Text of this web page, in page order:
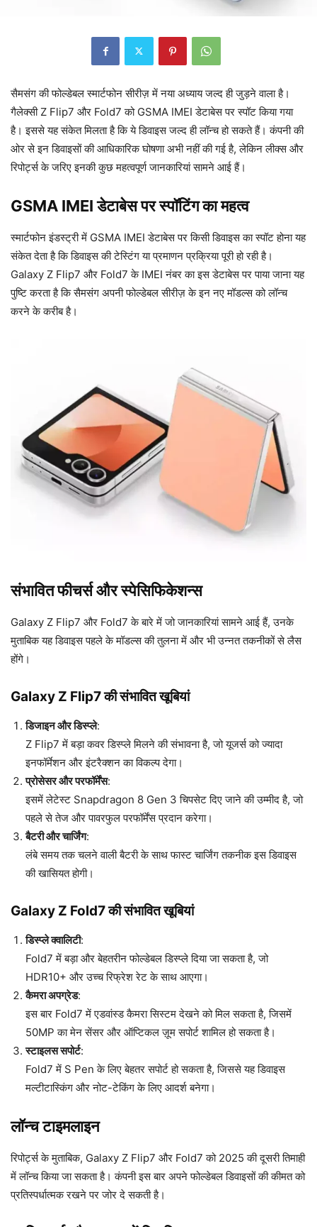
सैमसंग की फोल्डेबल स्मार्टफोन सीरीज़ में नया अध्याय जल्द ही जुड़ने वाला है।
गैलेक्सी Z Flip7 और Fold7 को GSMA IMEI डेटाबेस पर स्पॉट किया गया
है। इससे यह संकेत मिलता है कि ये डिवाइस जल्द ही लॉन्च हो सकते हैं। कंपनी की
ओर से इन डिवाइसों की आधिकारिक घोषणा अभी नहीं की गई है, लेकिन लीक्स और
रिपोर्ट्स के जरिए इनकी कुछ महत्वपूर्ण जानकारियां सामने आई हैं।
GSMA IMEI डेटाबेस पर स्पॉटिंग का महत्व
स्मार्टफोन इंडस्ट्री में GSMA IMEI डेटाबेस पर किसी डिवाइस का स्पॉट होना यह
संकेत देता है कि डिवाइस की टेस्टिंग या प्रमाणन प्रक्रिया पूरी हो रही है।
Galaxy Z Flip7 और Fold7 के IMEI नंबर का इस डेटाबेस पर पाया जाना यह
पुष्टि करता है कि सैमसंग अपनी फोल्डेबल सीरीज़ के इन नए मॉडल्स को लॉन्च
करने के करीब है।
संभावित फीचर्स और स्पेसिफिकेशन्स
Galaxy Z Flip7 और Fold7 के बारे में जो जानकारियां सामने आई हैं, उनके
मुताबिक यह डिवाइस पहले के मॉडल्स की तुलना में और भी उन्नत तकनीकों से लैस
होंगे।
Galaxy Z Flip7 की संभावित खूबियां
डिजाइन और डिस्प्ले:
Z Flip7 में बड़ा कवर डिस्प्ले मिलने की संभावना है, जो यूजर्स को ज्यादा
इनफॉर्मेशन और इंटरैक्शन का विकल्प देगा।
प्रोसेसर और परफॉर्मेंस:
इसमें लेटेस्ट Snapdragon 8 Gen 3 चिपसेट दिए जाने की उम्मीद है, जो
पहले से तेज और पावरफुल परफॉर्मेंस प्रदान करेगा।
बैटरी और चार्जिंग:
लंबे समय तक चलने वाली बैटरी के साथ फास्ट चार्जिंग तकनीक इस डिवाइस
की खासियत होगी।
Galaxy Z Fold7 की संभावित खूबियां
डिस्प्ले क्वालिटी:
Fold7 में बड़ा और बेहतरीन फोल्डेबल डिस्प्ले दिया जा सकता है, जो
HDR10+ और उच्च रिफ्रेश रेट के साथ आएगा।
कैमरा अपग्रेड:
इस बार Fold7 में एडवांस्ड कैमरा सिस्टम देखने को मिल सकता है, जिसमें
50MP का मेन सेंसर और ऑप्टिकल ज़ूम सपोर्ट शामिल हो सकता है।
स्टाइलस सपोर्ट:
Fold7 में S Pen के लिए बेहतर सपोर्ट हो सकता है, जिससे यह डिवाइस
मल्टीटास्किंग और नोट-टेकिंग के लिए आदर्श बनेगा।
लॉन्च टाइमलाइन
रिपोर्ट्स के मुताबिक, Galaxy Z Flip7 और Fold7 को 2025 की दूसरी तिमाही
में लॉन्च किया जा सकता है। कंपनी इस बार अपने फोल्डेबल डिवाइसों की कीमत को
प्रतिस्पर्धात्मक रखने पर जोर दे सकती है।